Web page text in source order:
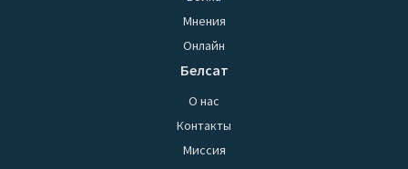
Мнения
Онлайн
Белсат
О нас
Контакты
Миссия